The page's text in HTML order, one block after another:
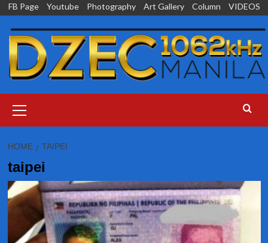
Skip
content
FB Page Youtube Photography Art Gallery Column VIDEOS
Menu
HOME TAIPEI
taipei